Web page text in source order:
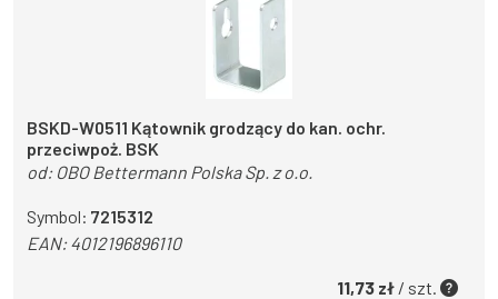
BSKD-W0511 Kątownik grodzący do kan. ochr.
przeciwpoż. BSK
od: OBO Bettermann Polska Sp. z o.o.
Symbol: 7215312
EAN:4012196896110
11,73 zł / szt.